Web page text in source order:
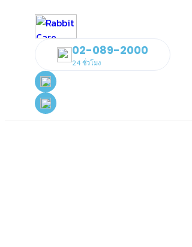
02-089-2000
24 ชั่วโมง